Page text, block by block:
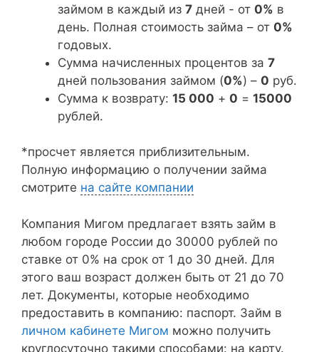
займом в каждый из 7 дней - от 0% в
день. Полная стоимость займа – от 0%
годовых.
Сумма начисленных процентов за 7
дней пользования займом (0%) – 0 руб.
Сумма к возврату: 15 000 + 0 = 15000
рублей.
*просчет является приблизительным.
Полную информацию о получении займа
смотрите на сайте компании
Компания Мигом предлагает взять займ в
любом городе России до 30000 рублей по
ставке от 0% на срок от 1 до 30 дней. Для
этого ваш возраст должен быть от 21 до 70
лет. Документы, которые необходимо
предоставить в компанию: паспорт. Займ в
личном кабинете Мигом можно получить
круглосуточно такими способами: на карту.